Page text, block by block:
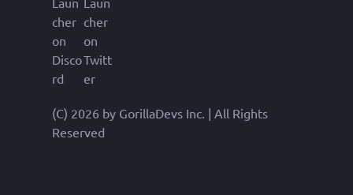
(C) 2026 by GorillaDevs Inc. | All Rights
Reserved